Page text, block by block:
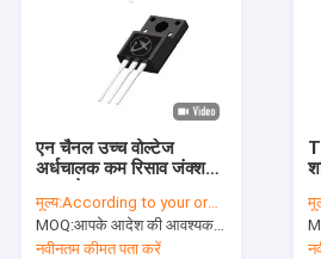
एन चैनल उच्च वोल्टेज
अर्धचालक कम रिसाव जंक्शन
मूल्य:According to your order requirement
MOQ:आपके आदेश की आवश्यकता के अनुसार
नवीनतम कीमत पता करें